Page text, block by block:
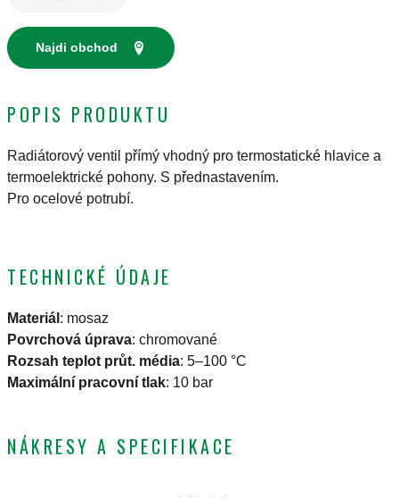
Najdi obchod
POPIS PRODUKTU
Radiátorový ventil přímý vhodný pro termostatické hlavice a
termoelektrické pohony. S přednastavením.
Pro ocelové potrubí.
TECHNICKÉ ÚDAJE
Materiál : mosaz
Povrchová úprava: chromované
Rozsah teplot průt. média: 5–100 °C
Maximální pracovní tlak: 10 bar
NÁKRESY A SPECIFIKACE